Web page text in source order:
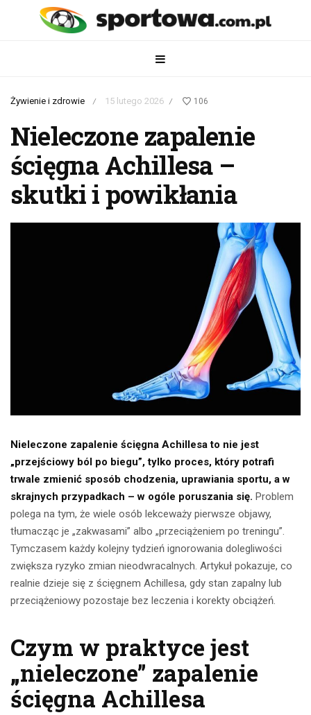
Żywienie i zdrowie / 15 lutego 2026 / 106
Nieleczone zapalenie
ścięgna Achillesa –
skutki i powikłania
Nieleczone zapalenie ścięgna Achillesa to nie jest
„przejściowy ból po biegu”, tylko proces, który potrafi
trwale zmienić sposób chodzenia, uprawiania sportu, a w
skrajnych przypadkach – w ogóle poruszania się. Problem
polega na tym, że wiele osób lekceważy pierwsze objawy,
tłumacząc je „zakwasami” albo „przeciążeniem po treningu”.
Tymczasem każdy kolejny tydzień ignorowania dolegliwości
zwiększa ryzyko zmian nieodwracalnych. Artykuł pokazuje, co
realnie dzieje się z ścięgnem Achillesa, gdy stan zapalny lub
przeciążeniowy pozostaje bez leczenia i korekty obciążeń.
Czym w praktyce jest
„nieleczone” zapalenie
ścięgna Achillesa